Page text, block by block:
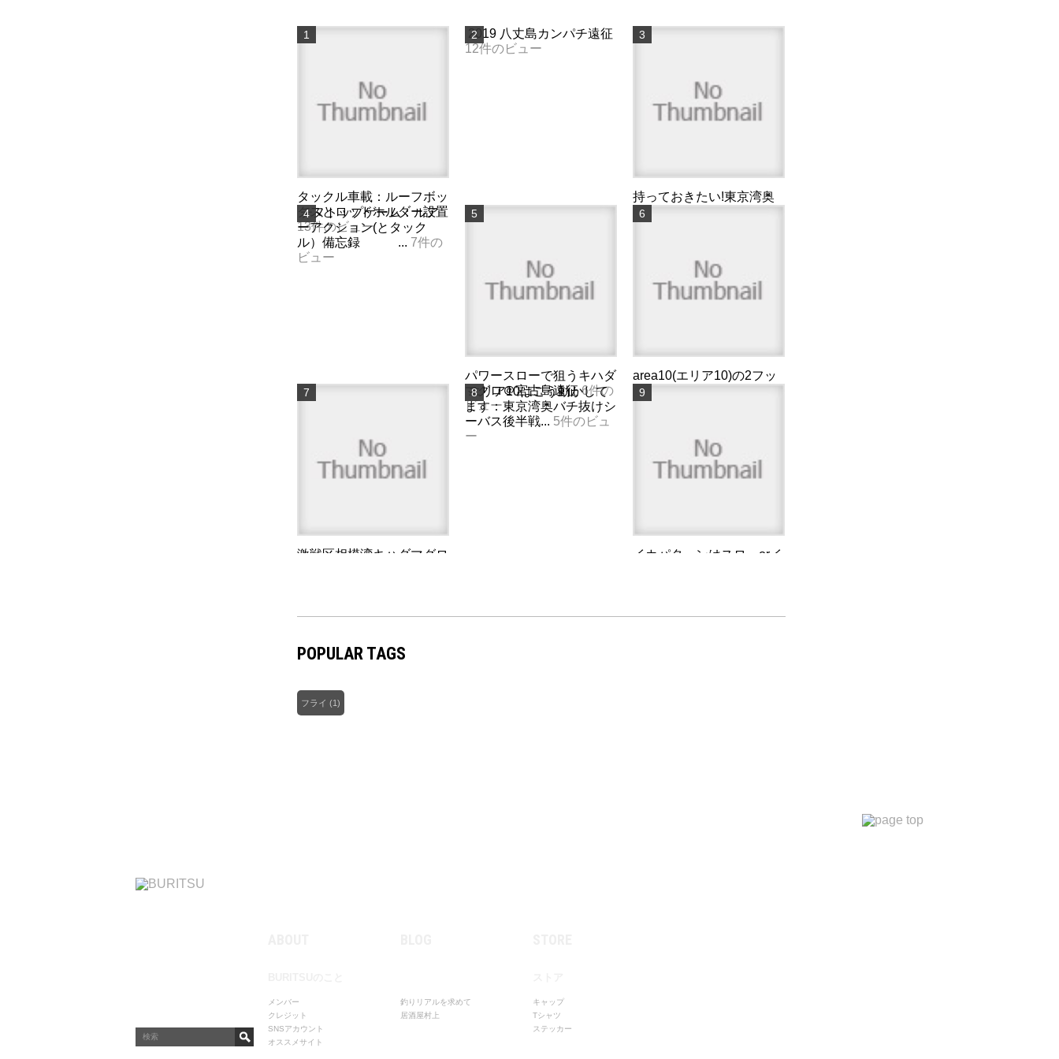
タックル車載：ルーフボッ
クスとロッドホルダー設置
13件のビュー
2019 八丈島カンパチ遠征
12件のビュー
持っておきたい!東京湾奥
ボートシーバス春夏のミノ
ー5選&g...
チヌトップゲーム：ルア
ーアクション(とタック
ル）備忘録 ... 7件の
ビュー
パワースローで狙うキハダ
マグロ＠宮古島遠征 6件の
ビュー
area10(エリア10)の2フッ
クチューンで河川ドリフト
に...
激戦区相模湾キハダマグロ
エリア10はこう動かして
ます：東京湾奥バチ抜けシ
ーバス後半戦... 5件のビュ
ー
イカパターンはスローorイ
POPULAR TAGS
フライ (1)
メンバー
クレジット
SNSアカウント
オススメサイト
釣りリアルを求めて
居酒屋村上
キャップ
Tシャツ
ステッカー